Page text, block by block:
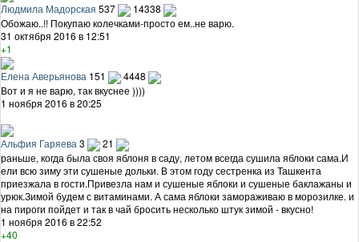
Людмила Мадорская 537
14338
Обожаю..!! Покупаю колечками-просто ем..не варю.
31 октября 2016 в 12:51
+1
Елена Аверьянова 151
4448
Вот и я не варю, так вкуснее ))))
1 ноября 2016 в 20:25
Альфия Гаряева 3
21
раньше, когда была своя яблоня в саду, летом всегда сушила яблоки сама.И
ели всю зиму эти сушеные дольки. В этом году сестренка из Ташкента
приезжала в гости.Привезла нам и сушеные яблоки и сушеные баклажаны и
урюк.Зимой будем с витаминами. А сама яблоки замораживаю в морозилке. и
на пироги пойдет и так в чай бросить несколько штук зимой - вкусно!
1 ноября 2016 в 22:52
+40